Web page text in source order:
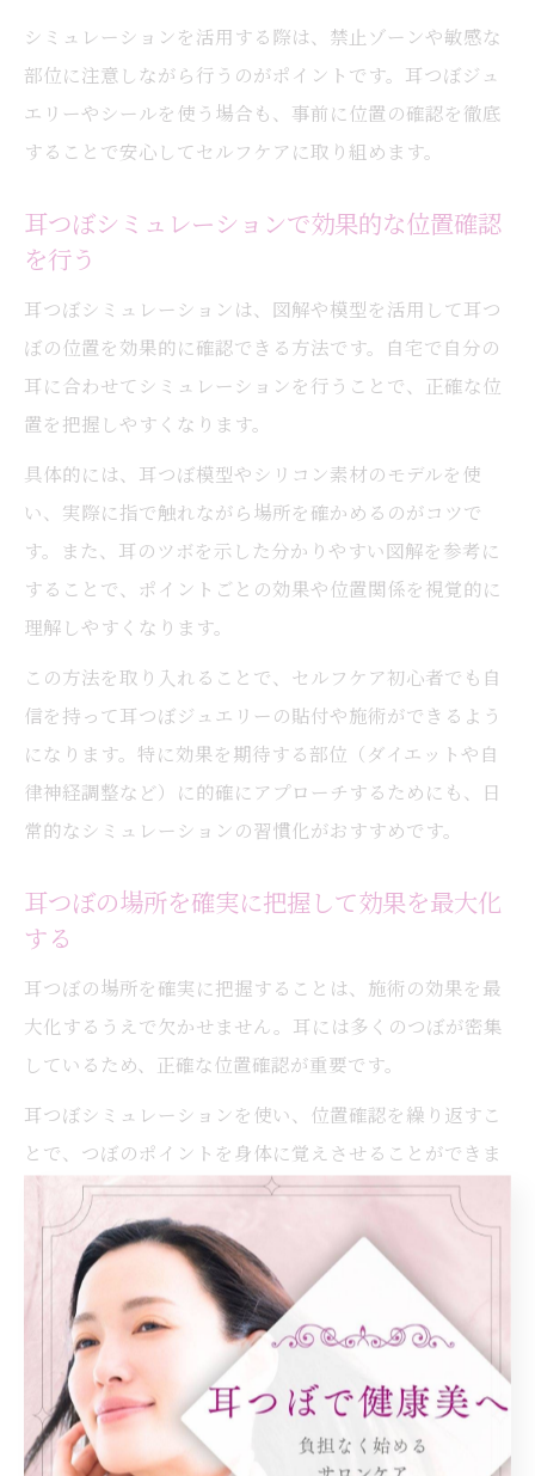
シミュレーションを活用する際は、禁止ゾーンや敏感な
部位に注意しながら行うのがポイントです。耳つぼジュ
エリーやシールを使う場合も、事前に位置の確認を徹底
することで安心してセルフケアに取り組めます。
耳つぼシミュレーションで効果的な位置確認
を行う
耳つぼシミュレーションは、図解や模型を活用して耳つ
ぼの位置を効果的に確認できる方法です。自宅で自分の
耳に合わせてシミュレーションを行うことで、正確な位
置を把握しやすくなります。
具体的には、耳つぼ模型やシリコン素材のモデルを使
い、実際に指で触れながら場所を確かめるのがコツで
す。また、耳のツボを示した分かりやすい図解を参考に
することで、ポイントごとの効果や位置関係を視覚的に
理解しやすくなります。
この方法を取り入れることで、セルフケア初心者でも自
信を持って耳つぼジュエリーの貼付や施術ができるよう
になります。特に効果を期待する部位（ダイエットや自
律神経調整など）に的確にアプローチするためにも、日
常的なシミュレーションの習慣化がおすすめです。
耳つぼの場所を確実に把握して効果を最大化
する
耳つぼの場所を確実に把握することは、施術の効果を最
大化するうえで欠かせません。耳には多くのつぼが密集
しているため、正確な位置確認が重要です。
耳つぼシミュレーションを使い、位置確認を繰り返すこ
とで、つぼのポイントを身体に覚えさせることができま
す。特に、耳つぼジュエリーを貼る際には、目的とする
効果（例えばダイエットやストレス緩和）に合った場所
を事前に把握しておくことが大切です。
失敗例として、自己流で位置を決めてしまい効果を感じ
られなかったケースもあります。そのため、耳つぼ模型
や図解を活用し、繰り返し練習することが、効果を最大
限に引き出すポイントとなります。